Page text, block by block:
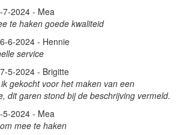
7-2024 - Mea
te haken goede kwaliteid
6-2024 - Hennie
service
5-2024 - Brigitte
gekocht voor het maken van een
dit garen stond bij de beschrijving vermeld.
5-2024 - Mea
mee te haken